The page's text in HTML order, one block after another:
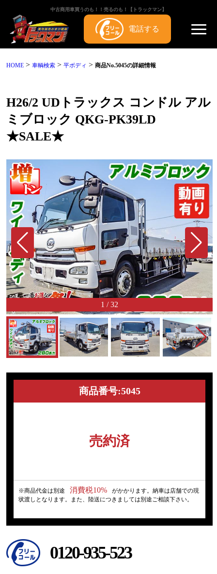
中古商用車買うのも！！売るのも！【トラックマン】
電話する
HOME >車輌検索 >平ボディ >商品No.5045の詳細情報
H26/2 UDトラックス コンドル アル
ミブロック QKG-PK39LD
★SALE★
1 /32
0120-935-523
商品番号:5045
売約済
※商品代金は別途 消費税10%
がかかります。納車は店舗での現
状渡しとなります。また、陸送につきましては別途ご相談下さい。